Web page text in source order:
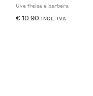
Uve freisa e barbera
€10.90 INCL. IVA